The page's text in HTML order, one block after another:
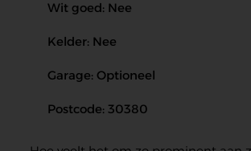
Wit goed: Nee
Kelder: Nee
Garage: Optioneel
Postcode: 30380